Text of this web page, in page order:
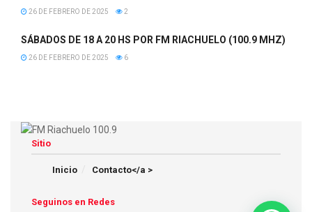
26 DE FEBRERO DE 2025 2
SÁBADOS DE 18 A 20 HS POR FM RIACHUELO (100.9 MHZ)
26 DE FEBRERO DE 2025 6
Sitio
Inicio Contacto</a >
Seguinos en Redes